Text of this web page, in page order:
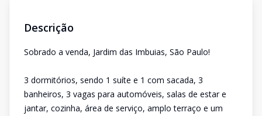
Descrição
Sobrado a venda, Jardim das Imbuias, São Paulo!
3 dormitórios, sendo 1 suíte e 1 com sacada, 3
banheiros, 3 vagas para automóveis, salas de estar e
jantar, cozinha, área de serviço, amplo terraço e um